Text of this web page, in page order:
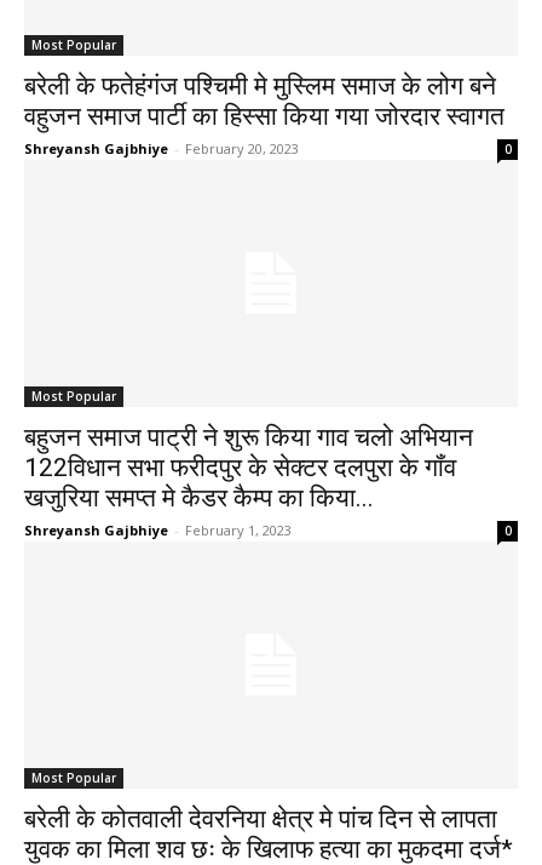
Most Popular
बरेली के फतेहंगंज पश्चिमी मे मुस्लिम समाज के लोग बने
वहुजन समाज पार्टी का हिस्सा किया गया जोरदार स्वागत
Shreyansh Gajbhiye - February 20, 2023 0
Most Popular
बहुजन समाज पाट्री ने शुरू किया गाव चलो अभियान
122विधान सभा फरीदपुर के सेक्टर दलपुरा के गॉंव
खजुरिया समप्त मे कैडर कैम्प का किया...
Shreyansh Gajbhiye - February 1, 2023 0
Most Popular
बरेली के कोतवाली देवरनिया क्षेत्र मे पांच दिन से लापता
युवक का मिला शव छः के खिलाफ हत्या का मुकदमा दर्ज*